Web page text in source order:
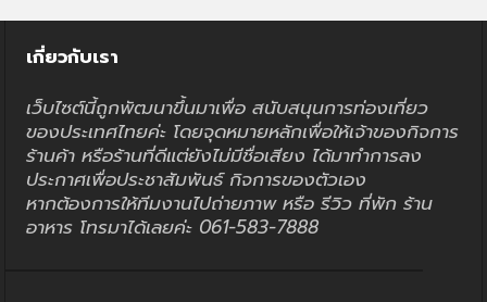
เกี่ยวกับเรา
เว็บไซต์นี้ถูกพัฒนาขึ้นมาเพื่อ สนับสนุนการท่องเที่ยว
ของประเทศไทยค่ะ โดยจุดหมายหลักเพื่อให้เจ้าของกิจการ
ร้านค้า หรือร้านที่ดีแต่ยังไม่มีชื่อเสียง ได้มาทำการลง
ประกาศเพื่อประชาสัมพันธ์ กิจการของตัวเอง
หากต้องการให้ทีมงานไปถ่ายภาพ หรือ รีวิว ที่พัก ร้าน
อาหาร โทรมาได้เลยค่ะ 061-583-7888